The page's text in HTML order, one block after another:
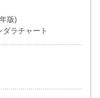
版)
ダラチャート